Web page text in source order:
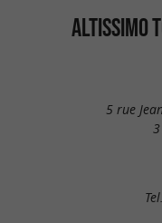
ALTISSIMO
5 rue